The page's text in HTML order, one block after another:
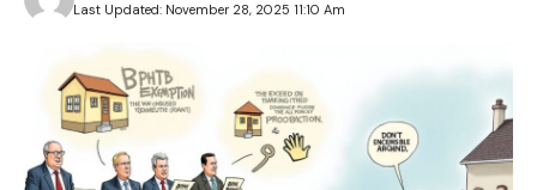
Last Updated: November 28, 2025 11:10 Am